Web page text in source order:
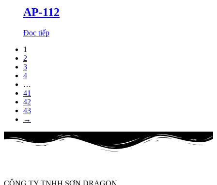
AP-112
Đọc tiếp
1
2
3
4
…
41
42
43
→